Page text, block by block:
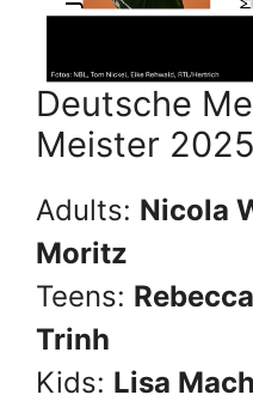
Deutsche
Meister 2025
Adults: Nicola
Moritz
Teens:
Trinh
Kids: Lisa